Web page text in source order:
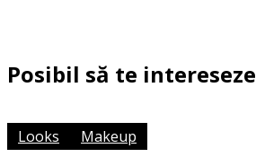
Posibil să te intereseze
Looks Makeup